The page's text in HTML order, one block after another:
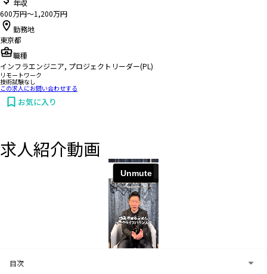
年収
600万円〜1,200万円
勤務地
東京都
職種
インフラエンジニア, プロジェクトリーダー(PL)
リモートワーク
技術試験なし
この求人にお問い合わせする
お気に入り
お問い合わせする
求人紹介動画
目次